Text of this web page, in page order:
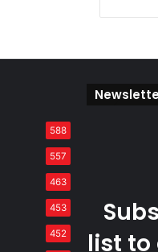
588
557
463
453
452
list to